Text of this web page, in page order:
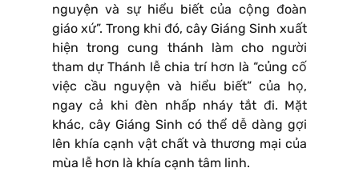
nguyện và sự hiểu biết của cộng đoàn
giáo xứ”. Trong khi đó, cây Giáng Sinh xuất
hiện trong cung thánh làm cho người
tham dự Thánh lễ chia trí hơn là “củng cố
việc cầu nguyện và hiểu biết” của họ,
ngay cả khi đèn nhấp nháy tắt đi. Mặt
khác, cây Giáng Sinh có thể dễ dàng gợi
lên khía cạnh vật chất và thương mại của
mùa lễ hơn là khía cạnh tâm linh.